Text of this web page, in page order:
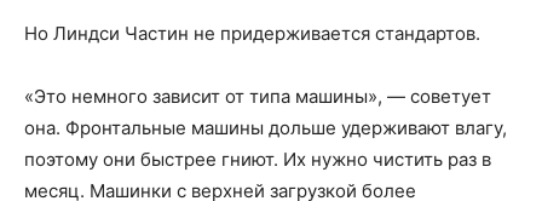
Но Линдси Частин не придерживается стандартов.
«Это немного зависит от типа машины», — советует
она. Фронтальные машины дольше удерживают влагу,
поэтому они быстрее гниют. Их нужно чистить раз в
месяц. Машинки с верхней загрузкой более